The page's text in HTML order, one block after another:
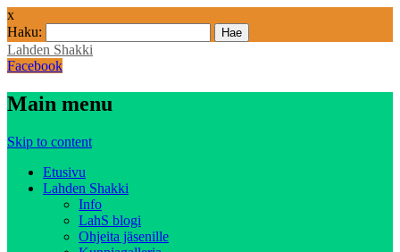
x
Haku:
Lahden Shakki
Facebook
Main menu
Skip to content
Etusivu
Lahden Shakki
Info
LahS blogi
Ohjeita jäsenille